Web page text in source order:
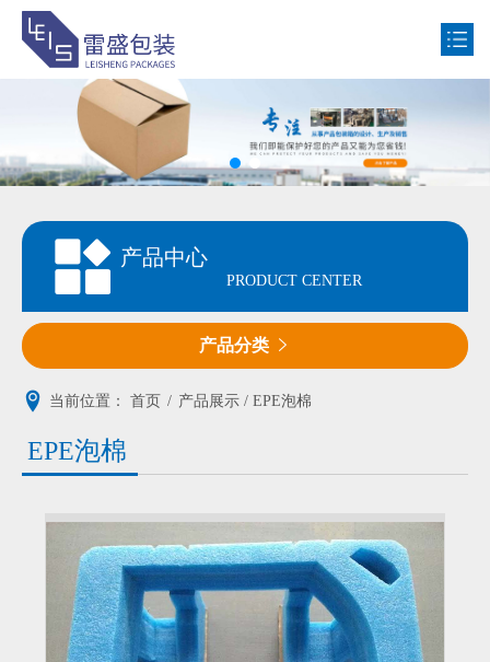
网站首页
公司简介
产品中心
新闻动态
客户案例
产品中心
PRODUCT CENTER
产品分类 
当前位置： 首页 / 产品展示 / EPE泡棉
EPE泡棉